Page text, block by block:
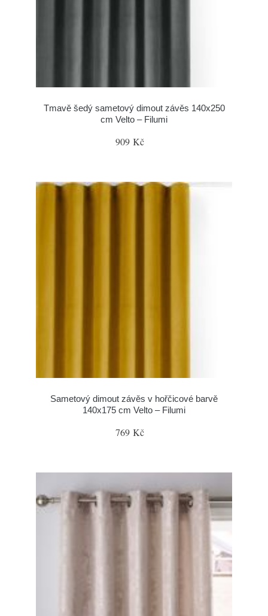
Tmavě šedý sametový dimout závěs 140x250
cm Velto – Filumi
909 Kč
Sametový dimout závěs v hořčicové barvě
140x175 cm Velto – Filumi
769 Kč